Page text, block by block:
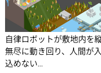
産業用スマートマシン
原動力に: GE スタート
ップによる AI サービス
自律ロボットが敷地内を
無尽に動き回り、人間が
込めない…